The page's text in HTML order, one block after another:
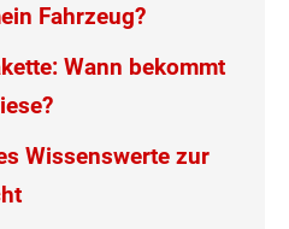
Fahrzeug?
Wann bekommt
Wissenswerte zur